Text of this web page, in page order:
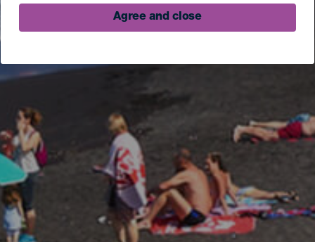
Agree and close